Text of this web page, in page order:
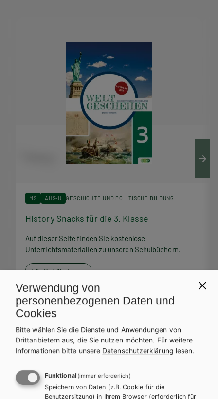
MS AHS-U GESCHICHTE UND POLITISCHE BILDUNG
History Snacks für die 3. Klasse
Auf dieser Seite finden Sie kostenlose
Unterrichtsmaterialien zu unseren Schulbüchern.
Für SchülerInnen
Service Team
zur Verfügung.
Verwendung von
personenbezogenen Daten und
Cookies
Bitte wählen Sie die Dienste und Anwendungen von
Drittanbietern aus, die Sie nutzen möchten. Für weitere
Informationen bitte unsere Datenschutzerklärung lesen.
Funktional (immer erforderlich)
Speichern von Daten (z.B. Cookie für die
Benutzersitzung) in Ihrem Browser (erforderlich für